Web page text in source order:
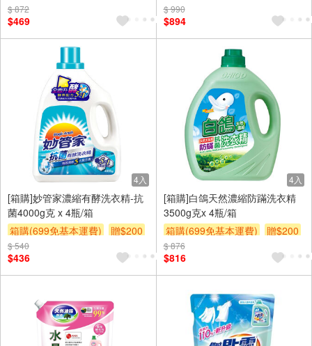
贈$200
$ 872
$469
$ 990
$894
4入
[箱購]妙管家濃縮有酵洗衣精-抗
菌4000g克 x 4瓶/箱
箱購(699免基本運費)
贈$200
$ 540
$436
4入
[箱購]白鴿天然濃縮防蹣洗衣精
3500g克x 4瓶/箱
箱購(699免基本運費)
贈$200
$ 876
$816